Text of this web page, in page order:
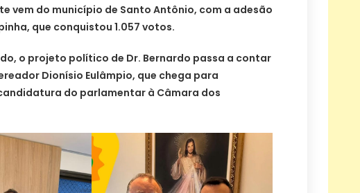
vem do município de Santo Antônio, com a adesão
que conquistou 1.057 votos.
o projeto político de Dr. Bernardo passa a contar
Dionísio Eulâmpio, que chega para
do parlamentar à Câmara dos